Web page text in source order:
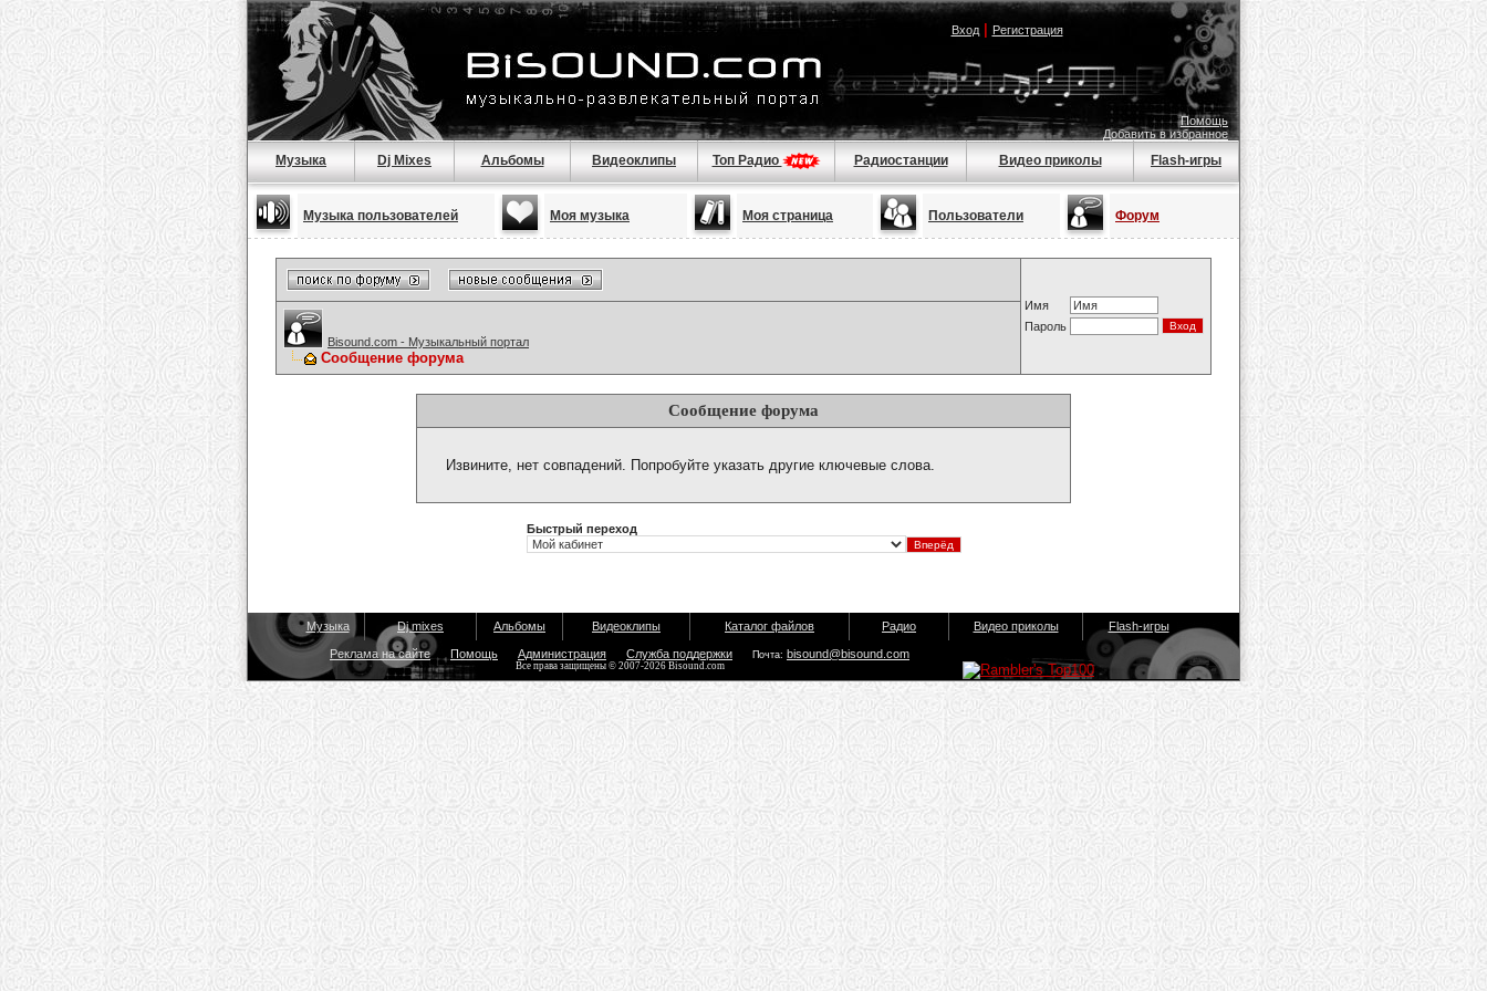
Вход| Регистрация
Помощь
Добавить в избранное
Музыка Dj Mixes Альбомы Видеоклипы Топ Радио Радиостанции Видео приколы Flash-игры
Музыка пользователей Моя музыка Моя страница Пользователи Форум
Имя
Пароль
Bisound.com - Музыкальный портал
Сообщение форума
Сообщение форума
Извините, нет совпадений. Попробуйте указать другие ключевые слова.
Быстрый переход
Музыка Dj mixes Альбомы Видеоклипы Каталог файлов Радио Видео приколы Flash-игры
Реклама на сайте Помощь Администрация Служба поддержки Почта: bisound@bisound.com
Все права защищены © 2007-2026 Bisound.com